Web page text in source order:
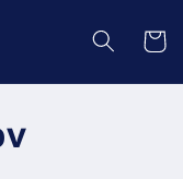
Coș